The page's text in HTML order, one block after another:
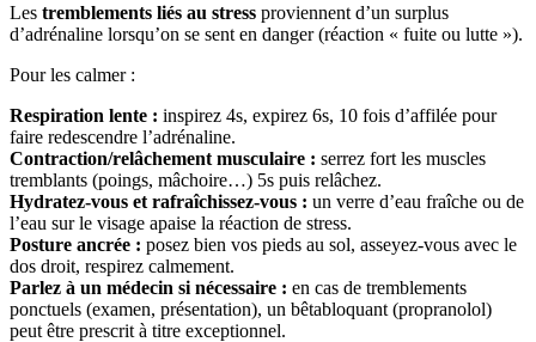
Les tremblements liés au stress proviennent d’un surplus
d’adrénaline lorsqu’on se sent en danger (réaction « fuite ou lutte »).
Pour les calmer :
Respiration lente : inspirez 4s, expirez 6s, 10 fois d’affilée pour
faire redescendre l’adrénaline.
Contraction/relâchement musculaire : serrez fort les muscles
tremblants (poings, mâchoire…) 5s puis relâchez.
Hydratez-vous et rafraîchissez-vous : un verre d’eau fraîche ou de
l’eau sur le visage apaise la réaction de stress.
Posture ancrée : posez bien vos pieds au sol, asseyez-vous avec le
dos droit, respirez calmement.
Parlez à un médecin si nécessaire : en cas de tremblements
ponctuels (examen, présentation), un bêtabloquant (propranolol)
peut être prescrit à titre exceptionnel.